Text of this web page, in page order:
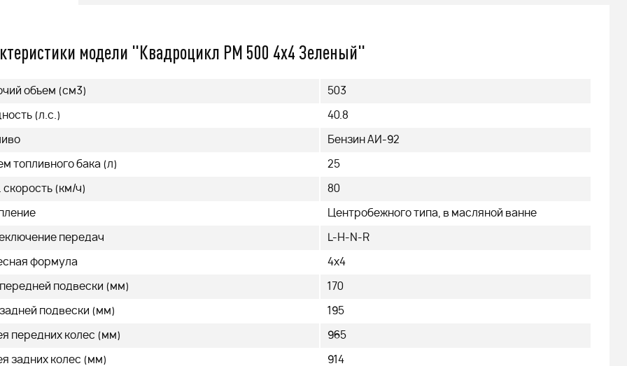
зимний FINNTRAIL
Снегоход БУРАН ЛИДЕР АДЕ
модели "Квадроцикл РМ 500 4х4 Зеленый"
объем (см3) 503
(л.с.) 40.8
Бензин АИ-92
топливного бака (л) 25
скорость (км/ч) 80
Центробежного типа, в масляной ванне
передач L-H-N-R
формула 4х4
подвески (мм) 170
подвески (мм) 195
передних колес (мм) 965
задних колес (мм) 914